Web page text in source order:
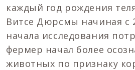
каждый год рождения
Витсе Дюрсмы начиная с
начала исследования
фермер начал более
животных по признаку